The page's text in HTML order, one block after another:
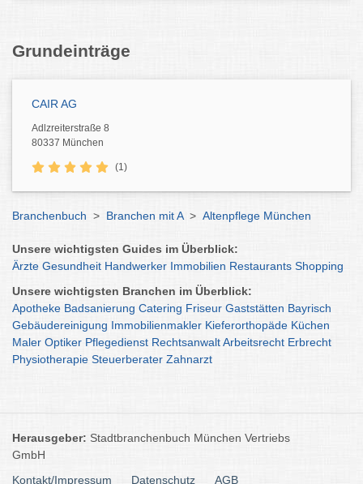
Grundeinträge
CAIR AG
Adlzreiterstraße 8
80337 München
(1)
Branchenbuch > Branchen mit A > Altenpflege München
Unsere wichtigsten Guides im Überblick:
Ärzte Gesundheit Handwerker Immobilien Restaurants Shopping
Unsere wichtigsten Branchen im Überblick:
Apotheke Badsanierung Catering Friseur Gaststätten Bayrisch
Gebäudereinigung Immobilienmakler Kieferorthopäde Küchen
Maler Optiker Pflegedienst RechtsanwaltArbeitsrecht Erbrecht
Physiotherapie Steuerberater Zahnarzt
Herausgeber: Stadtbranchenbuch München Vertriebs
GmbH
Kontakt/Impressum
Datenschutz AGB